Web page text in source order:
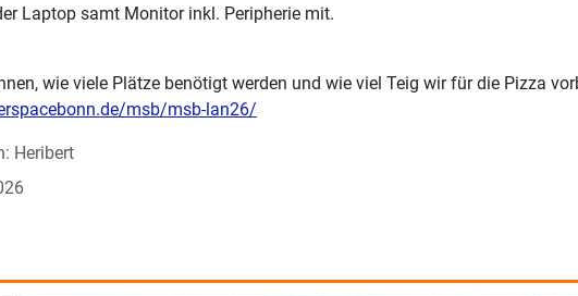
Laptop samt Monitor inkl. Peripherie mit.
wie viele Plätze benötigt werden und wie viel Teig wir für die Pizza
msb/msb-lan26/
Heribert